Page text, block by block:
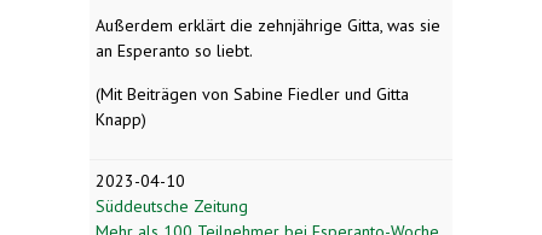
Außerdem erklärt die zehnjährige Gitta, was sie
an Esperanto so liebt.
(Mit Beiträgen von Sabine Fiedler und Gitta
Knapp)
2023-04-10
Süddeutsche Zeitung